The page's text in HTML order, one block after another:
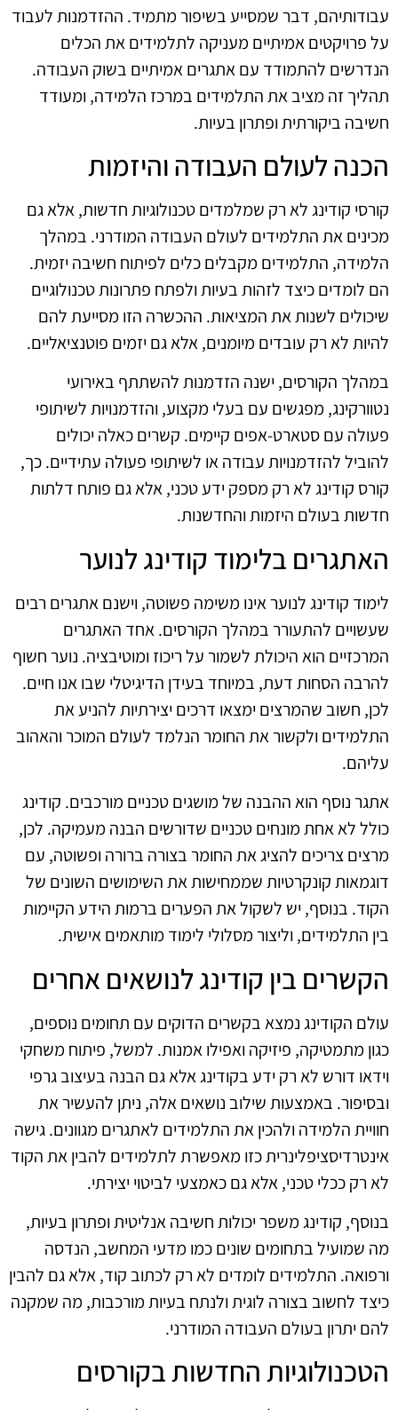
עבודותיהם, דבר שמסייע בשיפור מתמיד. ההזדמנות לעבוד
על פרויקטים אמיתיים מעניקה לתלמידים את הכלים
הנדרשים להתמודד עם אתגרים אמיתיים בשוק העבודה.
תהליך זה מציב את התלמידים במרכז הלמידה, ומעודד
חשיבה ביקורתית ופתרון בעיות.
הכנה לעולם העבודה והיזמות
קורסי קודינג לא רק שמלמדים טכנולוגיות חדשות, אלא גם
מכינים את התלמידים לעולם העבודה המודרני. במהלך
הלמידה, התלמידים מקבלים כלים לפיתוח חשיבה יזמית.
הם לומדים כיצד לזהות בעיות ולפתח פתרונות טכנולוגיים
שיכולים לשנות את המציאות. ההכשרה הזו מסייעת להם
להיות לא רק עובדים מיומנים, אלא גם יזמים פוטנציאליים.
במהלך הקורסים, ישנה הזדמנות להשתתף באירועי
נטוורקינג, מפגשים עם בעלי מקצוע, והזדמנויות לשיתופי
פעולה עם סטארט-אפים קיימים. קשרים כאלה יכולים
להוביל להזדמנויות עבודה או לשיתופי פעולה עתידיים. כך,
קורס קודינג לא רק מספק ידע טכני, אלא גם פותח דלתות
חדשות בעולם היזמות והחדשנות.
האתגרים בלימוד קודינג לנוער
לימוד קודינג לנוער אינו משימה פשוטה, וישנם אתגרים רבים
שעשויים להתעורר במהלך הקורסים. אחד האתגרים
המרכזיים הוא היכולת לשמור על ריכוז ומוטיבציה. נוער חשוף
להרבה הסחות דעת, במיוחד בעידן הדיגיטלי שבו אנו חיים.
לכן, חשוב שהמרצים ימצאו דרכים יצירתיות להניע את
התלמידים ולקשור את החומר הנלמד לעולם המוכר והאהוב
עליהם.
אתגר נוסף הוא ההבנה של מושגים טכניים מורכבים. קודינג
כולל לא אחת מונחים טכניים שדורשים הבנה מעמיקה. לכן,
מרצים צריכים להציג את החומר בצורה ברורה ופשוטה, עם
דוגמאות קונקרטיות שממחישות את השימושים השונים של
הקוד. בנוסף, יש לשקול את הפערים ברמות הידע הקיימות
בין התלמידים, וליצור מסלולי לימוד מותאמים אישית.
הקשרים בין קודינג לנושאים אחרים
עולם הקודינג נמצא בקשרים הדוקים עם תחומים נוספים,
כגון מתמטיקה, פיזיקה ואפילו אמנות. למשל, פיתוח משחקי
וידאו דורש לא רק ידע בקודינג אלא גם הבנה בעיצוב גרפי
ובסיפור. באמצעות שילוב נושאים אלה, ניתן להעשיר את
חוויית הלמידה ולהכין את התלמידים לאתגרים מגוונים. גישה
אינטרדיסציפלינרית כזו מאפשרת לתלמידים להבין את הקוד
לא רק ככלי טכני, אלא גם כאמצעי לביטוי יצירתי.
בנוסף, קודינג משפר יכולות חשיבה אנליטית ופתרון בעיות,
מה שמועיל בתחומים שונים כמו מדעי המחשב, הנדסה
ורפואה. התלמידים לומדים לא רק לכתוב קוד, אלא גם להבין
כיצד לחשוב בצורה לוגית ולנתח בעיות מורכבות, מה שמקנה
להם יתרון בעולם העבודה המודרני.
הטכנולוגיות החדשות בקורסים